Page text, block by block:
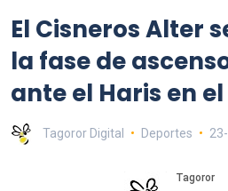
El Cisneros Alter
la fase de
ante el Haris en
Tagoror Digital Deportes